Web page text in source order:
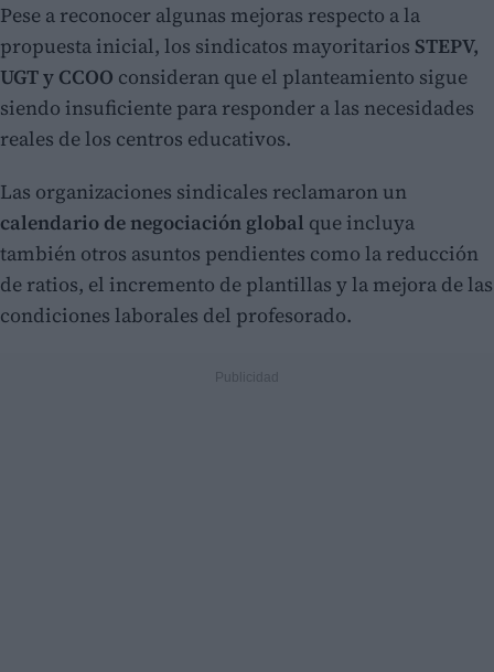
Pese a reconocer algunas mejoras respecto a la
propuesta inicial, los sindicatos mayoritarios STEPV,
UGT y CCOO consideran que el planteamiento sigue
siendo insuficiente para responder a las necesidades
reales de los centros educativos.
Las organizaciones sindicales reclamaron un
calendario de negociación global que incluya
también otros asuntos pendientes como la reducción
de ratios, el incremento de plantillas y la mejora de las
condiciones laborales del profesorado.